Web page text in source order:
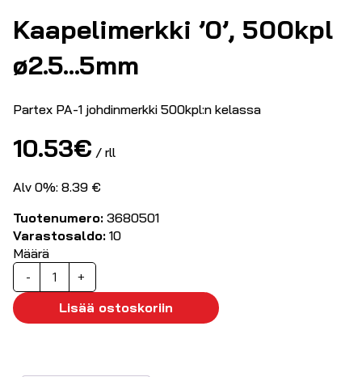
Kaapelimerkki ’0’, 500kpl
ø2.5…5mm
Partex PA-1 johdinmerkki 500kpl:n kelassa
10.53€ / rll
Alv 0%: 8.39 €
Tuotenumero: 3680501
Varastosaldo: 10
Määrä
-
Kaapelimerkki
'0',
500kpl
ø2.5...5mm
+
Lisää ostoskoriin